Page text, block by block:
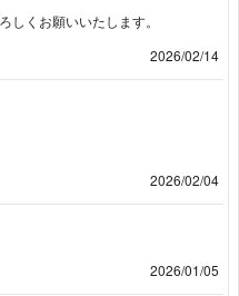
しくお願いいたします。
2026/02/14
2026/02/04
2026/01/05